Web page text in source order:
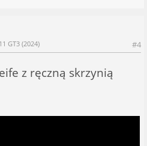
#4
GT3 (2024)
z ręczną skrzynią